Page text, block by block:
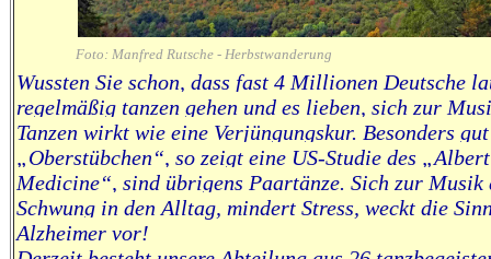
Foto: Manfred Rutsche - Herbstwanderung
Wussten Sie schon, dass fast 4 Millionen Deutsche
regelmäßig tanzen gehen und es lieben, sich zur
Tanzen wirkt wie eine Verjüngungskur. Besonders
„Oberstübchen“, so zeigt eine US-Studie des
Medicine“, sind übrigens Paartänze. Sich zur Musik
Schwung in den Alltag, mindert Stress, weckt die
Alzheimer vor!